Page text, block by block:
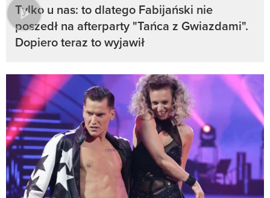
Tylko u nas: to dlatego Fabijański nie
poszedł na afterparty "Tańca z Gwiazdami".
Dopiero teraz to wyjawił